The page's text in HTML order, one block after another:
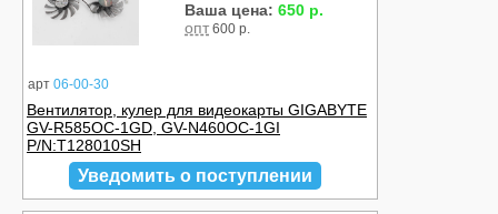
арт 06-00-30
Ваша цена: 650 р.
опт 600 р.
Вентилятор, кулер для видеокарты GIGABYTE
GV-R585OC-1GD, GV-N460OC-1GI
P/N:T128010SH
Уведомить о поступлении